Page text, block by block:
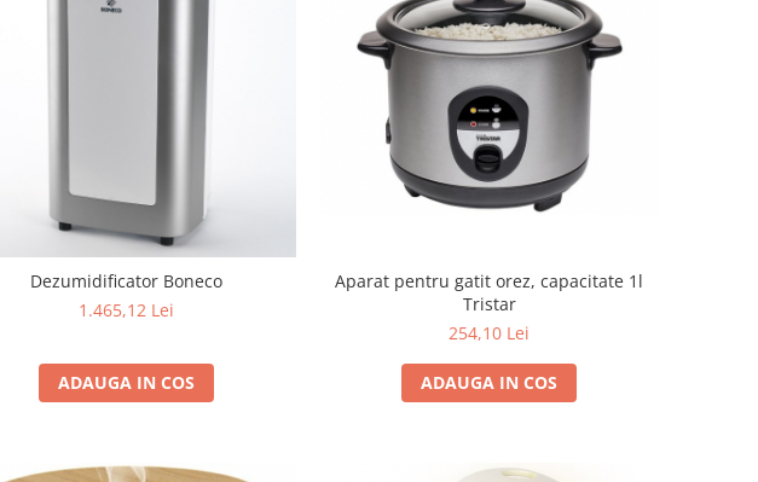
Dezumidificator Boneco
1.465,12 Lei
ADAUGA IN COS
Aparat pentru gatit orez, capacitate 1l
Tristar
254,10 Lei
ADAUGA IN COS